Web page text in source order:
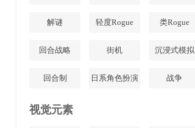
解谜 轻度Rogue 类Rogue
回合战略 街机 沉浸式模拟
回合制 日系角色扮演 战争
视觉元素